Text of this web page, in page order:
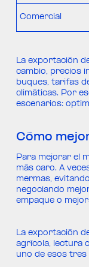
Comercial
La exportación
cambio, precios
buques, tarifas
climáticas. Por
escenarios:
Cómo
Para mejorar el
más caro. A
mermas,
negociando
empaque o
La exportación
agrícola, lectura
uno de esos tres